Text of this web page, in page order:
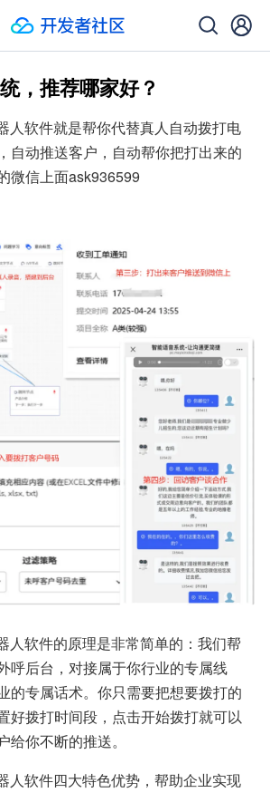
，推荐哪家好？
人软件就是帮你代替真人自动拨打电
自动推送客户，自动帮你把打出来的
微信上面ask936599
人软件的原理是非常简单的：我们帮
呼后台，对接属于你行业的专属线
的专属话术。你只需要把想要拨打的
好拨打时间段，点击开始拨打就可以
你不断的推送。
人软件四大特色优势，帮助企业实现